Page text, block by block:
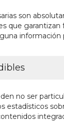
son
que garantizan
información
no ser
estadísticos